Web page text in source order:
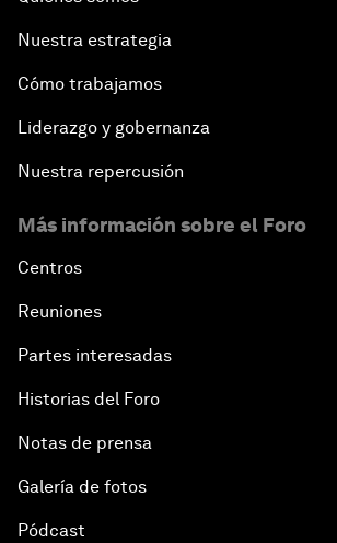
Nuestra estrategia
Cómo trabajamos
Liderazgo y gobernanza
Nuestra repercusión
Más información sobre el Foro
Centros
Reuniones
Partes interesadas
Historias del Foro
Notas de prensa
Galería de fotos
Pódcast